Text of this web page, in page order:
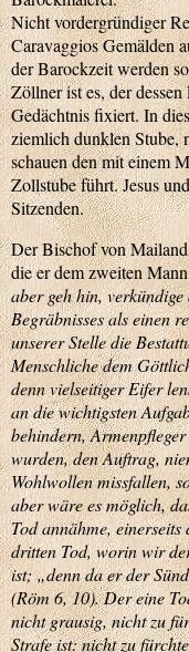
Nicht vordergründiger
Caravaggios Gemälden
der Barockzeit werden
Zöllner ist es, der
Gedächtnis fixiert. In
ziemlich dunklen Stube,
schauen den mit einem
Zollstube führt. Jesus
Sitzenden.
Der Bischof von
die er dem zweiten
aber geh hin,
Begräbnisses als einen
unserer Stelle die
Menschliche dem
denn vielseitiger Eifer
an die wichtigsten
behindern,
wurden, den Auftrag,
Wohlwollen missfallen,
aber wäre es möglich,
Tod annähme,
dritten Tod, worin wir
ist; „denn da er der
(Röm 6, 10). Der eine
nicht grausig, nicht zu
Strafe ist: nicht zu